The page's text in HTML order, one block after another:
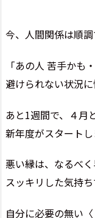
今、人間関係は順
「あの人 苦手かも
避けられない状況
あと1週間で、４月
新年度がスタートし
悪い縁は、なるべく
スッキリした気持
自分に必要の無い